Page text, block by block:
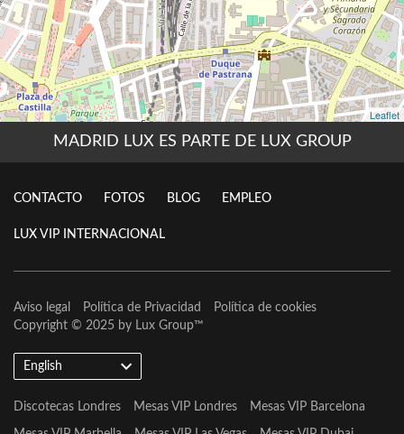
MADRID LUX ES PARTE DE LUX GROUP
CONTACTO FOTOS BLOG EMPLEO
LUX VIP INTERNACIONAL
Aviso legal Política de Privacidad
Política de cookies
Copyright © 2025 by Lux Group™
English
Discotecas Londres Mesas VIP Londres Mesas VIP Barcelona